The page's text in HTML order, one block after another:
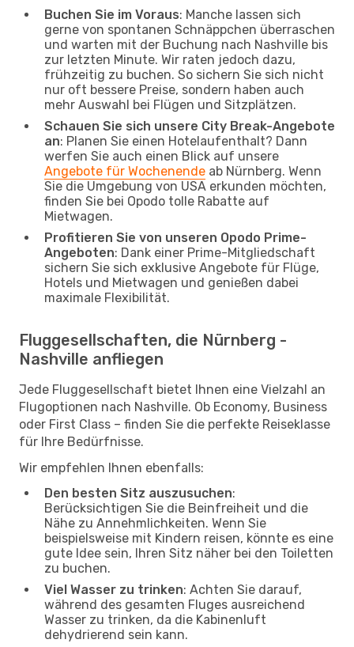
Buchen Sie im Voraus: Manche lassen sich
gerne von spontanen Schnäppchen überraschen
und warten mit der Buchung nach Nashville bis
zur letzten Minute. Wir raten jedoch dazu,
frühzeitig zu buchen. So sichern Sie sich nicht
nur oft bessere Preise, sondern haben auch
mehr Auswahl bei Flügen und Sitzplätzen.
Schauen Sie sich unsere City Break-Angebote
an: Planen Sie einen Hotelaufenthalt? Dann
werfen Sie auch einen Blick auf unsere
Angebote für Wochenende ab Nürnberg. Wenn
Sie die Umgebung von USA erkunden möchten,
finden Sie bei Opodo tolle Rabatte auf
Mietwagen.
Profitieren Sie von unseren Opodo Prime-
Angeboten: Dank einer Prime-Mitgliedschaft
sichern Sie sich exklusive Angebote für Flüge,
Hotels und Mietwagen und genießen dabei
maximale Flexibilität.
Fluggesellschaften, die Nürnberg -
Nashville anfliegen
Jede Fluggesellschaft bietet Ihnen eine Vielzahl an
Flugoptionen nach Nashville. Ob Economy, Business
oder First Class – finden Sie die perfekte Reiseklasse
für Ihre Bedürfnisse.
Wir empfehlen Ihnen ebenfalls:
Den besten Sitz auszusuchen:
Berücksichtigen Sie die Beinfreiheit und die
Nähe zu Annehmlichkeiten. Wenn Sie
beispielsweise mit Kindern reisen, könnte es eine
gute Idee sein, Ihren Sitz näher bei den Toiletten
zu buchen.
Viel Wasser zu trinken: Achten Sie darauf,
während des gesamten Fluges ausreichend
Wasser zu trinken, da die Kabinenluft
dehydrierend sein kann.